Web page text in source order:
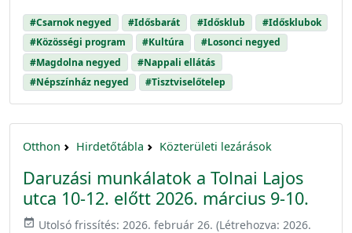
#Csarnok negyed #Idősbarát #Idősklub
#Idősklubok
#Közösségi program
#Kultúra
#Losonci negyed
#Magdolna negyed
#Nappali ellátás
#Népszínház negyed
#Tisztviselőtelep
Otthon Hirdetőtábla Közterületi lezárások
Daruzási munkálatok a Tolnai Lajos
utca 10-12. előtt 2026. március 9-10.
event_available Utolsó frissítés: 2026. február 26. (Létrehozva: 2026.